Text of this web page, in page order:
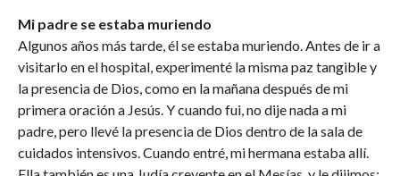
Mi padre se estaba muriendo
Algunos años más tarde, él se estaba muriendo. Antes de ir a
visitarlo en el hospital, experimenté la misma paz tangible y
la presencia de Dios, como en la mañana después de mi
primera oración a Jesús. Y cuando fui, no dije nada a mi
padre, pero llevé la presencia de Dios dentro de la sala de
cuidados intensivos. Cuando entré, mi hermana estaba allí.